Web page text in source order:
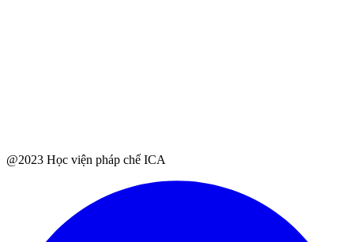
@2023 Học viện pháp chế ICA